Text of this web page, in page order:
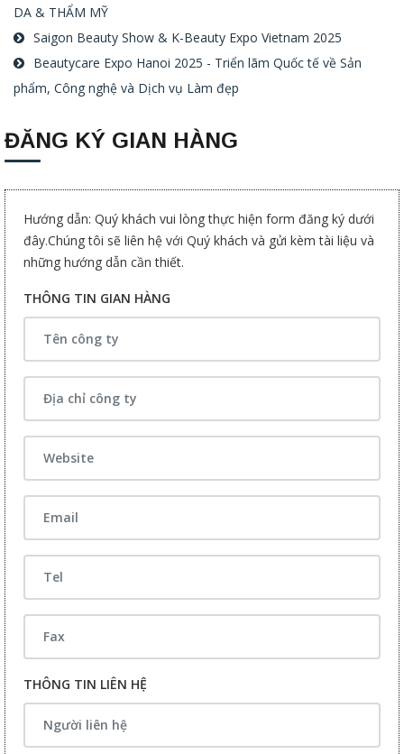
DA & THẨM MỸ
Saigon Beauty Show & K-Beauty Expo Vietnam 2025
Beautycare Expo Hanoi 2025 - Triển lãm Quốc tế về Sản
phẩm, Công nghệ và Dịch vụ Làm đẹp
ĐĂNG KÝ GIAN HÀNG
Hướng dẫn: Quý khách vui lòng thực hiện form đăng ký dưới
đây.Chúng tôi sẽ liên hệ với Quý khách và gửi kèm tài liệu và
những hướng dẫn cần thiết.
THÔNG TIN GIAN HÀNG
THÔNG TIN LIÊN HỆ